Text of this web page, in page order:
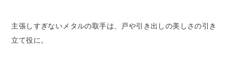
主張しすぎないメタルの取手は、戸や引き出しの美しさの引き
立て役に。